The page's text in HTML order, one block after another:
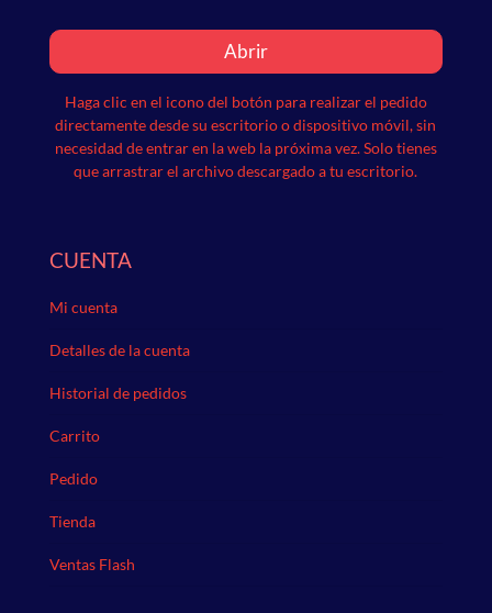
Abrir
Haga clic en el icono del botón para realizar el pedido
directamente desde su escritorio o dispositivo móvil, sin
necesidad de entrar en la web la próxima vez.Solo tienes
que arrastrar el archivo descargado a tu escritorio.
CUENTA
Mi cuenta
Detalles de la cuenta
Historial de pedidos
Carrito
Pedido
Tienda
Ventas Flash